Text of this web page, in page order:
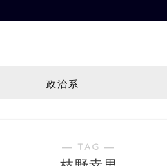
政治系
― TAG ―